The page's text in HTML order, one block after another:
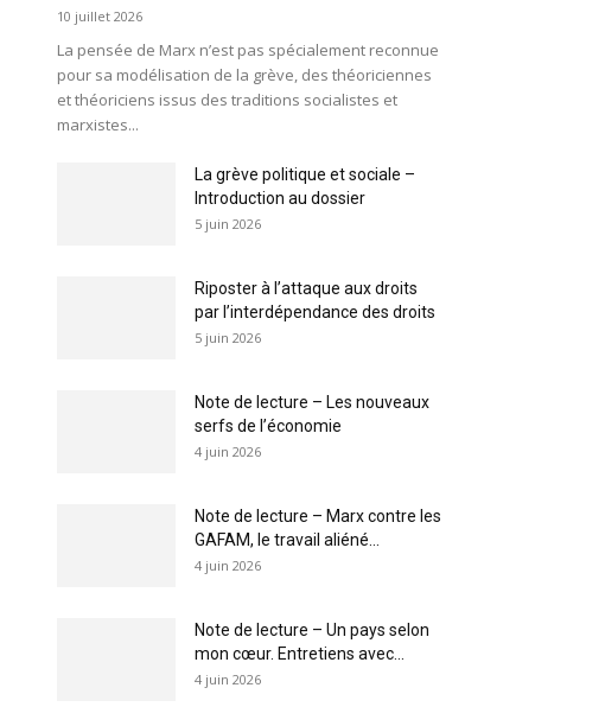
10 juillet 2026
La pensée de Marx n’est pas spécialement reconnue
pour sa modélisation de la grève, des théoriciennes
et théoriciens issus des traditions socialistes et
marxistes...
La grève politique et sociale –
Introduction au dossier
5 juin 2026
Riposter à l’attaque aux droits
par l’interdépendance des droits
5 juin 2026
Note de lecture – Les nouveaux
serfs de l’économie
4 juin 2026
Note de lecture – Marx contre les
GAFAM, le travail aliéné...
4 juin 2026
Note de lecture – Un pays selon
mon cœur. Entretiens avec...
4 juin 2026